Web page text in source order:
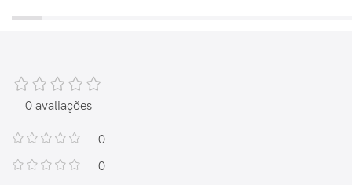
0 avaliações
0
0